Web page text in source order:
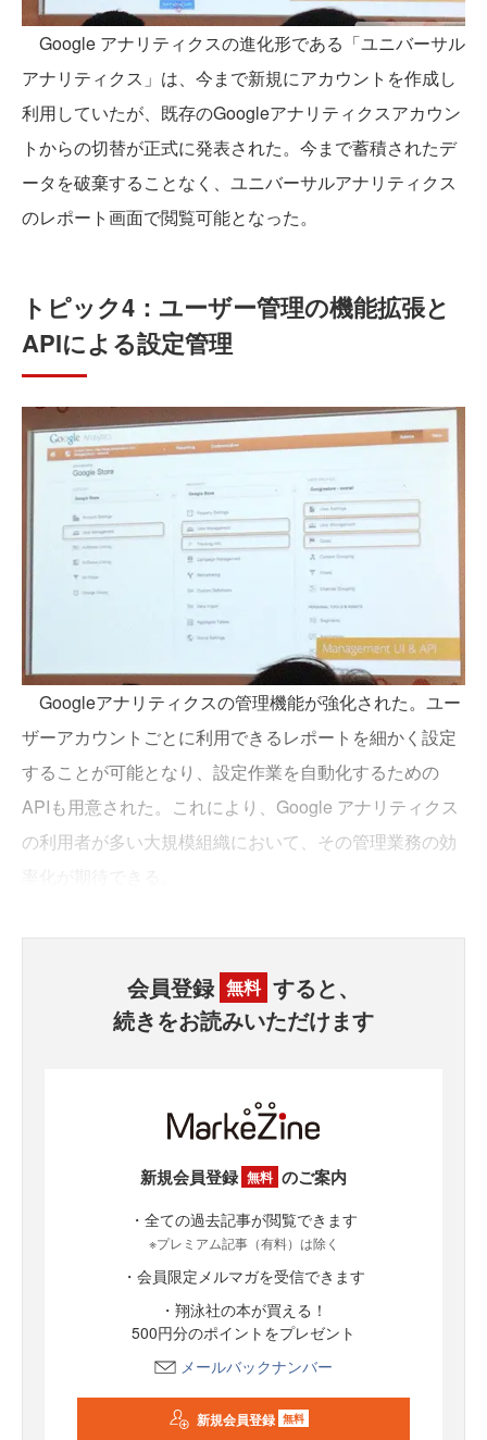
Google アナリティクスの進化形である「ユニバーサル
アナリティクス」は、今まで新規にアカウントを作成し
利用していたが、既存のGoogleアナリティクスアカウン
トからの切替が正式に発表された。今まで蓄積されたデ
ータを破棄することなく、ユニバーサルアナリティクス
のレポート画面で閲覧可能となった。
トピック4：ユーザー管理の機能拡張と
APIによる設定管理
Googleアナリティクスの管理機能が強化された。ユー
ザーアカウントごとに利用できるレポートを細かく設定
することが可能となり、設定作業を自動化するための
APIも用意された。これにより、Google アナリティクス
の利用者が多い大規模組織において、その管理業務の効
会員登録 無料 すると、
続きをお読みいただけます
新規会員登録 無料 のご案内
・全ての過去記事が閲覧できます
※プレミアム記事（有料）は除く
・会員限定メルマガを受信できます
・翔泳社の本が買える！
500円分のポイントをプレゼント
メールバックナンバー
新規会員登録 無料